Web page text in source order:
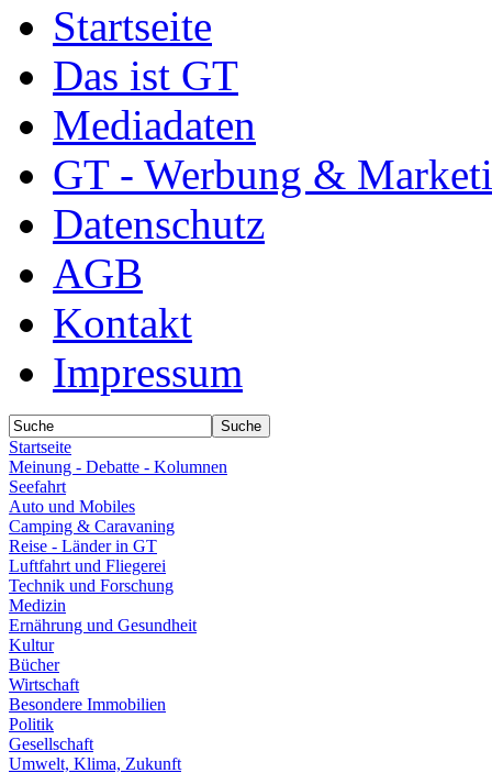
Startseite
Das ist GT
Mediadaten
GT - Werbung &
Datenschutz
AGB
Kontakt
Impressum
Startseite
Meinung - Debatte - Kolumnen
Seefahrt
Auto und Mobiles
Camping & Caravaning
Reise - Länder in GT
Luftfahrt und Fliegerei
Technik und Forschung
Medizin
Ernährung und Gesundheit
Kultur
Bücher
Wirtschaft
Besondere Immobilien
Politik
Gesellschaft
Umwelt, Klima, Zukunft